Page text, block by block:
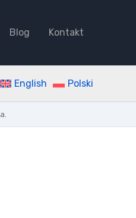
Blog Kontakt
English Polski
1.0-
0.55KW
2.5M
ROTARY
SCREW
quantity